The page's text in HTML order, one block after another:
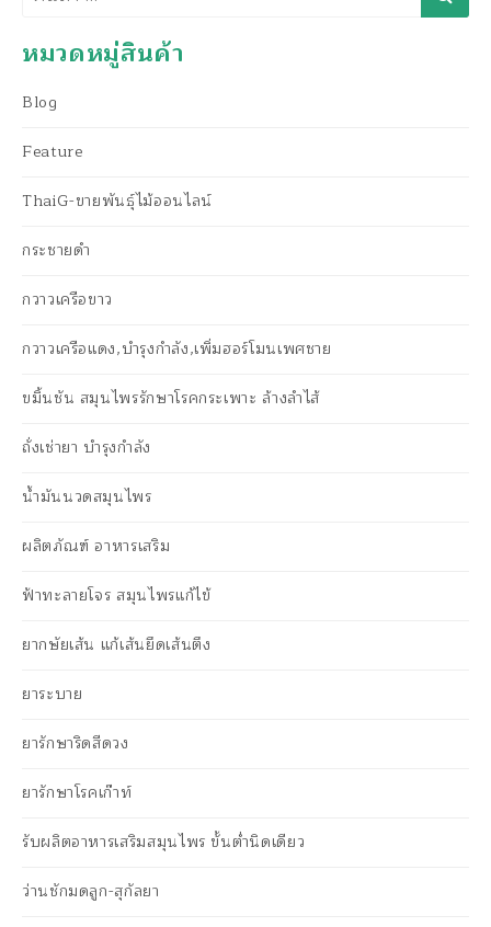
หมวดหมู่สินค้า
Blog
Feature
ThaiG-ขายพันธุ์ไม้ออนไลน์
กระชายดำ
กวาวเครือขาว
กวาวเครือแดง,บำรุงกำลัง,เพิ่มฮอร์โมนเพศชาย
ขมิ้นชัน สมุนไพรรักษาโรคกระเพาะ ล้างลำไส้
ถั่งเช่ายา บำรุงกำลัง
น้ำมันนวดสมุนไพร
ผลิตภัณฑ์ อาหารเสริม
ฟ้าทะลายโจร สมุนไพรแก้ไข้
ยากษัยเส้น แก้เส้นยึดเส้นตึง
ยาระบาย
ยารักษาริดสีดวง
ยารักษาโรคเก๊าท์
รับผลิตอาหารเสริมสมุนไพร ขั้นต่ำนิดเดียว
ว่านชักมดลูก-สุกัลยา